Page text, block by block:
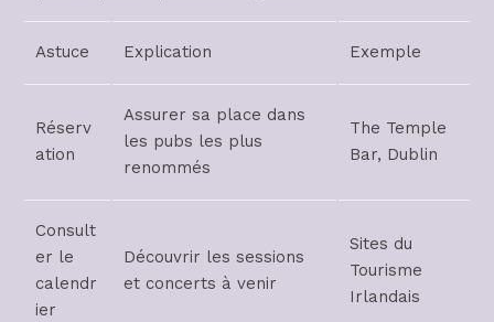
Astuce Explication Exemple
Réserv
ation
Assurer sa place dans
les pubs les plus
renommés
The Temple
Bar, Dublin
Consult
er le
calendr
ier
Découvrir les sessions
et concerts à venir
Sites du
Tourisme
Irlandais